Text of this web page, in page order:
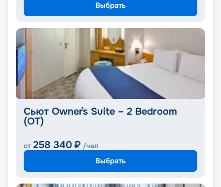
Выбрать
Сьют Owner`s Suite – 2 Bedroom
(OT)
от 258 340 ₽ /чел
Выбрать